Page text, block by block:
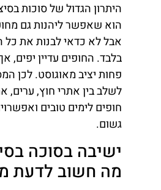
הוא שאפשר ליהנות גם
אבל לא כדאי לבנות את כל
בלבד. החופים עדיין יפים,
פחות יציב מאוגוסט. לכן
לשלב בין אתרי חוץ, ערים,
חופים לימים טובים
גשום.
ישיבה בסוכה
מה חשוב לדעת